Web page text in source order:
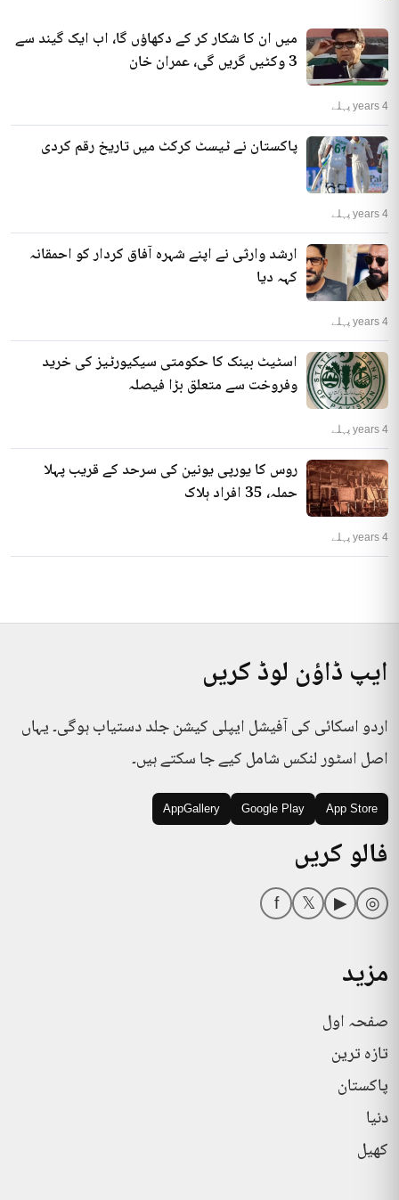
میں ان کا شکار کر کے دکھاؤں گا، اب ایک گیند سے
3 وکٹیں گریں گی، عمران خان
4 years پہلے
پاکستان نے ٹیسٹ کرکٹ میں تاریخ رقم کردی
4 years پہلے
ارشد وارثی نے اپنے شہرہ آفاق کردار کو احمقانہ
کہہ دیا
4 years پہلے
اسٹیٹ بینک کا حکومتی سیکیورٹیز کی خرید
وفروخت سے متعلق بڑا فیصلہ
4 years پہلے
روس کا یورپی یونین کی سرحد کے قریب پہلا
حملہ، 35 افراد ہلاک
4 years پہلے
ایپ ڈاؤن لوڈ کریں
اردو اسکائی کی آفیشل ایپلی کیشن جلد دستیاب ہوگی۔ یہاں
اصل اسٹور لنکس شامل کیے جا سکتے ہیں۔
App Store
Google Play
AppGallery
فالو کریں
◎
▶
𝕏
f
مزید
صفحہ اول
تازہ ترین
پاکستان
دنیا
کھیل